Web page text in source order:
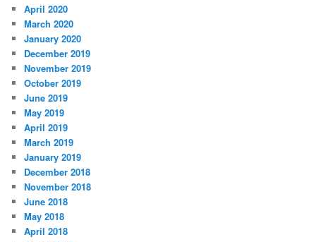
April 2020
March 2020
January 2020
December 2019
November 2019
October 2019
June 2019
May 2019
April 2019
March 2019
January 2019
December 2018
November 2018
June 2018
May 2018
April 2018